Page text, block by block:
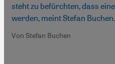
steht zu befürchten, dass
werden, meint Stefan Buchen.
Von Stefan Buchen